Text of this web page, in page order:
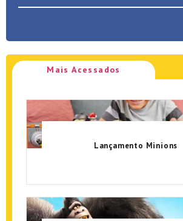
Mais Acessados
Lançamento Minions